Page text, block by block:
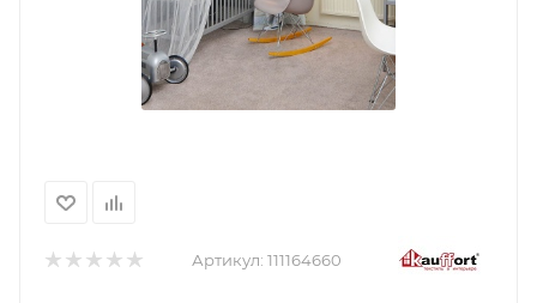
Артикул: 111164660